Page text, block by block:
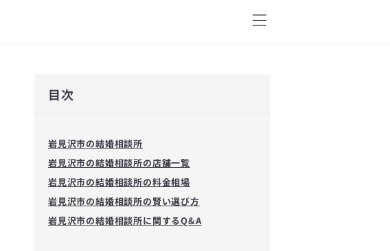
目次
岩見沢市の結婚相談所
岩見沢市の結婚相談所の店舗一覧
岩見沢市の結婚相談所の料金相場
岩見沢市の結婚相談所の賢い選び方
岩見沢市の結婚相談所に関するQ&A